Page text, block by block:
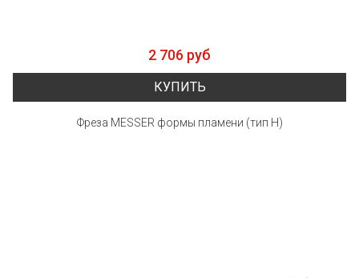
2 706 руб
КУПИТЬ
Фреза MESSER формы пламени (тип Н)